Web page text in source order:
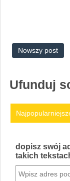
Nowszy post
Ufunduj
dopisz swój
takich